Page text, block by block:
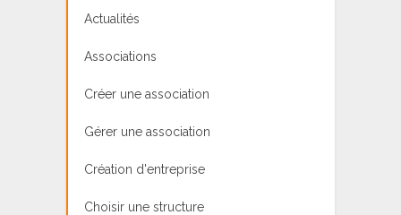
Actualités
Associations
Créer une association
Gérer une association
Création d'entreprise
Choisir une structure